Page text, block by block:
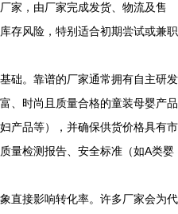
家，由厂家完成发货、物流及售
存风险，特别适合初期尝试或兼职
础。靠谱的厂家通常拥有自主研发
、时尚且质量合格的童装母婴产品
产品等），并确保供货价格具有市
量检测报告、安全标准（如A类婴
直接影响转化率。许多厂家会为代